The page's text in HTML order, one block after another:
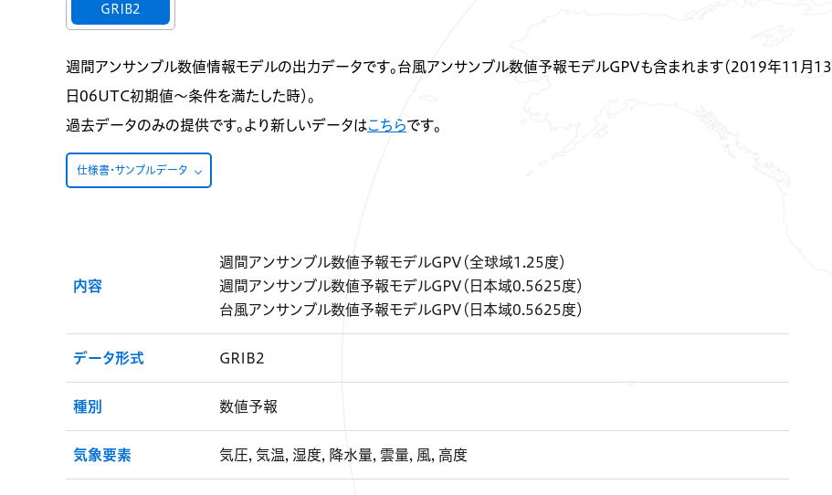
GRIB2
週間アンサンブル数値情報モデルの出力データです。台風アンサンブル数値予報モデルGPVも含まれます（2019年11月13
日06UTC初期値～条件を満たした時）。
過去データのみの提供です。より新しいデータはこちらです。
仕様書・サンプルデータ
内容
週間アンサンブル数値予報モデルGPV（全球域1.25度）
週間アンサンブル数値予報モデルGPV（日本域0.5625度）
台風アンサンブル数値予報モデルGPV（日本域0.5625度）
データ形式 GRIB2
種別 数値予報
気象要素 気圧, 気温, 湿度, 降水量, 雲量, 風, 高度